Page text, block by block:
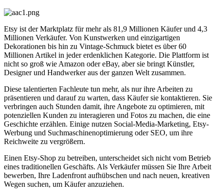
Etsy ist der Marktplatz für mehr als 81,9 Millionen Käufer und 4,3
Millionen Verkäufer. Von Kunstwerken und einzigartigen
Dekorationen bis hin zu Vintage-Schmuck bietet es über 60
Millionen Artikel in jeder erdenklichen Kategorie. Die Plattform ist
nicht so groß wie Amazon oder eBay, aber sie bringt Künstler,
Designer und Handwerker aus der ganzen Welt zusammen.
Diese talentierten Fachleute tun mehr, als nur ihre Arbeiten zu
präsentieren und darauf zu warten, dass Käufer sie kontaktieren. Sie
verbringen auch Stunden damit, ihre Angebote zu optimieren, mit
potenziellen Kunden zu interagieren und Fotos zu machen, die eine
Geschichte erzählen. Einige nutzen Social-Media-Marketing, Etsy-
Werbung und Suchmaschinenoptimierung oder SEO, um ihre
Reichweite zu vergrößern.
Einen Etsy-Shop zu betreiben, unterscheidet sich nicht vom Betrieb
eines traditionellen Geschäfts. Als Verkäufer müssen Sie Ihre Arbeit
bewerben, Ihre Ladenfront aufhübschen und nach neuen, kreativen
Wegen suchen, um Käufer anzuziehen.